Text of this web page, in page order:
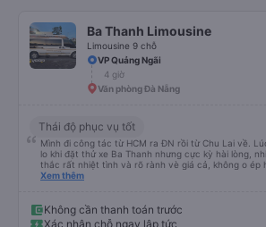
Ba Thanh Limousine
Limousine 9 chỗ
VP Quảng Ngãi
4 giờ
Văn phòng Đà Nẵng
Thái độ phục vụ tốt
Mình đi công tác từ HCM ra ĐN rồi từ Chu Lai về.
lo khi đặt thử xe Ba Thanh nhưng cực kỳ hài lòng,
thắc rất nhiệt tình và rõ rành vè giá cả, không o ép
hàng. Lần tới đi công tác chắc chắn tiếp tục dùng
Xem thêm
Không cần thanh toán trước
Xác nhận chỗ ngay lập tức